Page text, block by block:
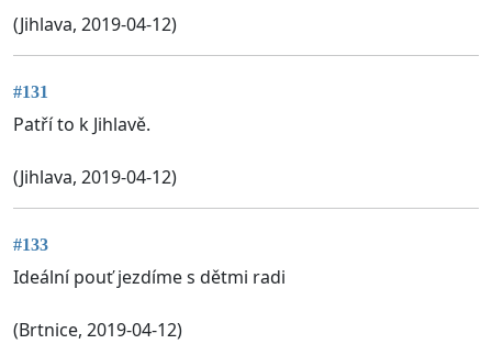
(Jihlava, 2019-04-12)
#131
Patří to k Jihlavě.
(Jihlava, 2019-04-12)
#133
Ideální pouť jezdíme s dětmi radi
(Brtnice, 2019-04-12)